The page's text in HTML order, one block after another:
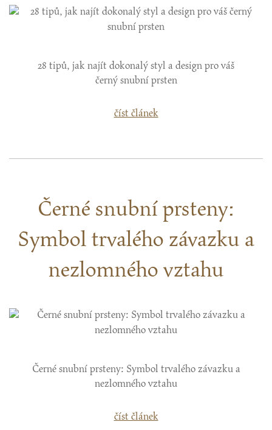
28 tipů, jak najít dokonalý styl a design pro váš
černý snubní prsten
číst článek
Černé snubní prsteny:
Symbol trvalého závazku a
nezlomného vztahu
Černé snubní prsteny: Symbol trvalého závazku a
nezlomného vztahu
číst článek